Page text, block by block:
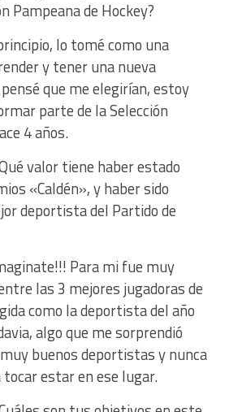
Pampeana de Hockey?
lo tomé como una
y tener una nueva
que me elegirían, estoy
parte de la Selección
4 años.
valor tiene haber estado
«Caldén», y haber sido
deportista del Partido de
Para mi fue muy
las 3 mejores jugadoras de
como la deportista del año
algo que me sorprendió
buenos deportistas y nunca
tocar estar en ese lugar.